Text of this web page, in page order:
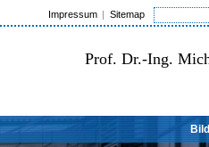
Impressum Sitemap
Prof. Dr.-Ing.